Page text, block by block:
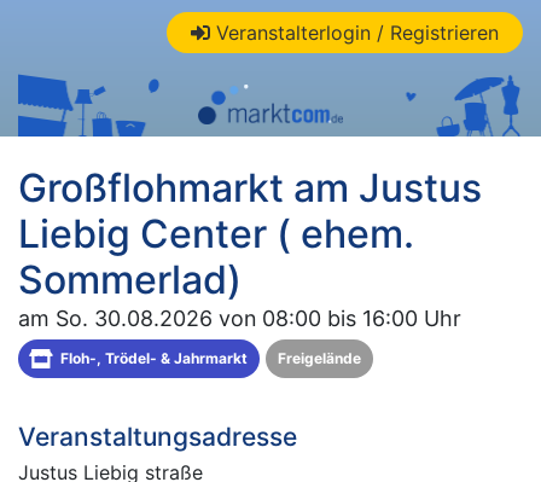
Veranstalterlogin / Registrieren
Großflohmarkt am Justus
Liebig Center ( ehem.
Sommerlad)
am So. 30.08.2026 von 08:00 bis 16:00 Uhr
Floh-, Trödel- & Jahrmarkt Freigelände
Veranstaltungsadresse
Justus Liebig straße